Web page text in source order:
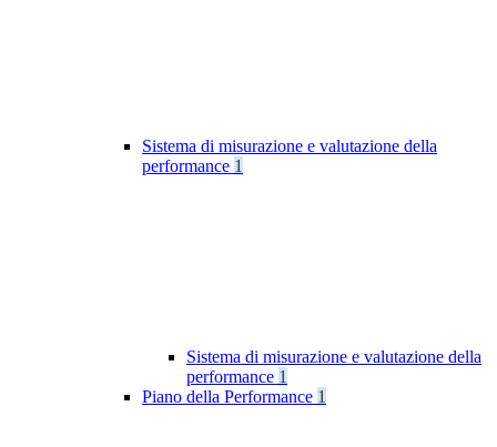
Sistema di misurazione e valutazione della
performance 1
Sistema di misurazione e valutazione della
performance 1
Piano della Performance 1